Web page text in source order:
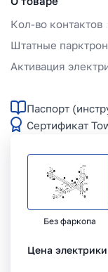
Кол-во контактов
Штатные
Активация
Паспорт
Сертификат
Без фаркопа
Цена электрики